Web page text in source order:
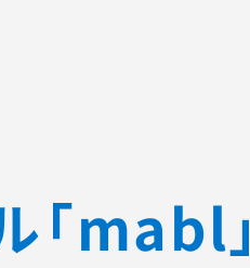
mabl」